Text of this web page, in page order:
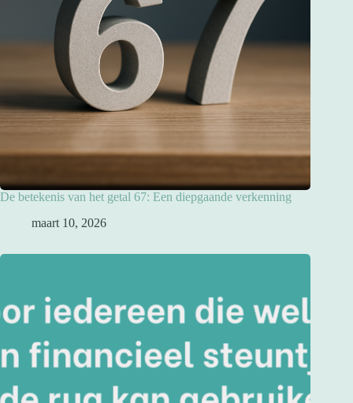
De betekenis van het getal 67: Een diepgaande verkenning
maart 10, 2026